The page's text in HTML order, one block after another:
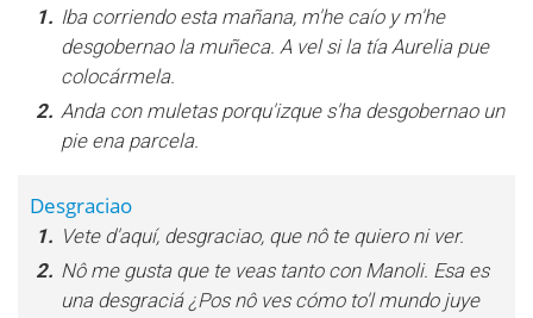
1. Iba corriendo esta mañana, m'he caío y m'he
desgobernao la muñeca. A vel si la tía Aurelia pue
colocármela.
2. Anda con muletas porqu'izque s'ha desgobernao un
pie ena parcela.
Desgraciao
1. Vete d'aquí, desgraciao, que nô te quiero ni ver.
2. Nô me gusta que te veas tanto con Manoli. Esa es
una desgraciá ¿Pos nô ves cómo to'l mundo juye